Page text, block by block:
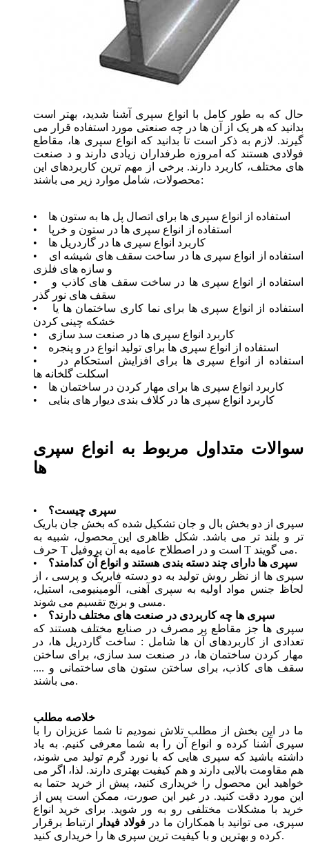
حال که به طور کامل با انواع سپری آشنا شدید، بهتر است
بدانید که هر یک از آن ها در چه صنعتی مورد استفاده قرار می
گیرند. لازم به ذکر است تا بدانید که انواع سپری ها، مقاطع
فولادی هستند که امروزه طرفداران زیادی دارند و د صنعت
های مختلف، کاربرد دارند. برخی از مهم ترین کاربردهای این
محصولات، شامل موارد زیر می باشند:
• استفاده از انواع سپری ها برای اتصال پل ‌ها به ستون ‌ها
• استفاده از انواع سپری ها در ساخت سقف‌ های شیشه ‌ای
و سازه‌ های فلزی
• استفاده از انواع سپری ها در ساخت سقف ‌های کاذب و
سقف های نور گذر
• استفاده از انواع سپری ها برای نما کاری ساختمان ها یا
خشکه چینی کردن
• کاربرد انواع سپری ها در صنعت سد سازی
• استفاده از انواع سپری ها برای تولید انواع در و پنجره
• استفاده از انواع سپری ها برای افزایش استحکام در
اسکلت گلخانه ‌ها
• کاربرد انواع سپری ها برای مهار کردن در ساختمان ‌ها
سوالات متداول مربوط به انواع سپری
ها
•
سپری از دو بخش بال و جان تشکیل شده که بخش جان باریک
تر و بلند تر می باشد. شکل ظاهری این محصول، شبیه به
حرف T است و در اصطلاح عامیه به آن پروفیل T می گویند.
•
سپری ها دارای چند دسته بندی هستند و انواع آن کدامند؟
سپری ها از نظر روش تولید به دو دسته فابریک و پرسی ، از
لحاظ جنس مواد اولیه به سپری آهنی، آلومینیومی، استیل،
مسی و برنج تقسیم می شوند.
•
سپری ها چه کاربردی در صنعت های مختلف دارند؟
سپری ها جز مقاطع پر مصرف در صنایع مختلف هستند که
تعدادی از کاربردهای آن ها شامل : ساخت گاردریل ها، در
مهار کردن ساختمان ها، در صنعت سد سازی، برای ساختن
سقف های کاذب، برای ساختن ستون های ساختمانی و ....
می باشند.
خلاصه مطلب
ما در این بخش از مطلب تلاش نمودیم تا شما عزیزان را با
سپری آشنا کرده و انواع آن را به شما معرفی کنیم. به یاد
داشته باشید که سپری هایی که با نورد گرم تولید می شوند،
هم مقاومت بالایی دارند و هم کیفیت بهتری دارند. لذا، اگر می
خواهید این محصول را خریداری کنید، پیش از خرید حتما به
این مورد دقت کنید. در غیر این صورت، ممکن است پس از
خرید با مشکلات مختلفی رو به ور شوید. برای خرید انواع
سپری، می توانید با همکاران ما در فولاد فیدار
ارتباط برقرار
کرده و بهترین و با کیفیت ترین سپری ها را خریداری کنید.